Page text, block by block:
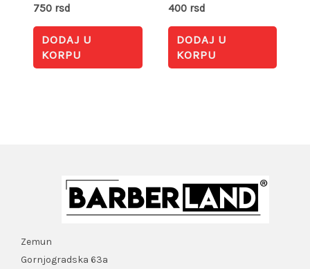
750 rsd
DODAJ U
KORPU
400 rsd
DODAJ U
KORPU
Zemun
Gornjogradska 63a